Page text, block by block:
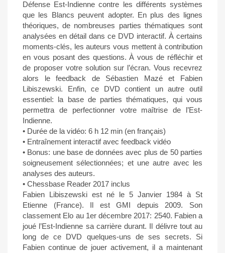
Défense Est-Indienne contre les différents systèmes
que les Blancs peuvent adopter. En plus des lignes
théoriques, de nombreuses parties thématiques sont
analysées en détail dans ce DVD interactif. À certains
moments-clés, les auteurs vous mettent à contribution
en vous posant des questions. À vous de réfléchir et
de proposer votre solution sur l’écran. Vous recevrez
alors le feedback de Sébastien Mazé et Fabien
Libiszewski. Enfin, ce DVD contient un autre outil
essentiel: la base de parties thématiques, qui vous
permettra de perfectionner votre maîtrise de l’Est-
Indienne.
• Durée de la vidéo: 6 h 12 min (en français)
• Entraînement interactif avec feedback vidéo
• Bonus: une base de données avec plus de 50 parties
soigneusement sélectionnées; et une autre avec les
analyses des auteurs.
• Chessbase Reader 2017 inclus
Fabien Libiszewski est né le 5 Janvier 1984 à St
Etienne (France). Il est GMI depuis 2009. Son
classement Elo au 1er décembre 2017: 2540. Fabien a
joué l’Est-Indienne sa carrière durant. Il délivre tout au
long de ce DVD quelques-uns de ses secrets. Si
Fabien continue de jouer activement, il a maintenant